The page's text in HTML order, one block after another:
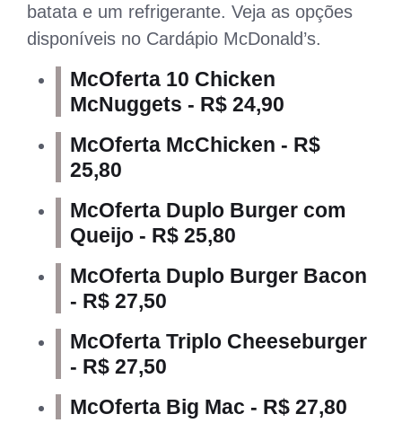
batata e um refrigerante. Veja as opções
disponíveis no Cardápio McDonald’s.
McOferta 10 Chicken
McNuggets - R$ 24,90
McOferta McChicken - R$
25,80
McOferta Duplo Burger com
Queijo - R$ 25,80
McOferta Duplo Burger Bacon
- R$ 27,50
McOferta Triplo Cheeseburger
- R$ 27,50
McOferta Big Mac - R$ 27,80